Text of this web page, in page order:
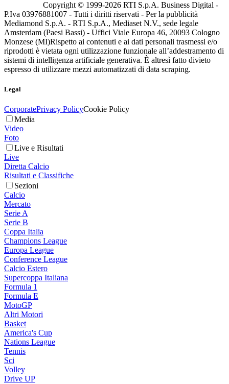
Copyright © 1999-2026 RTI S.p.A. Business Digital -
P.Iva 03976881007 - Tutti i diritti riservati - Per la pubblicità
Mediamond S.p.A. - RTI S.p.A., Mediaset N.V., sede legale
Amsterdam (Paesi Bassi) - Uffici Viale Europa 46, 20093 Cologno
Monzese (MI)Rispetto ai contenuti e ai dati personali trasmessi e/o
riprodotti è vietata ogni utilizzazione funzionale all’addestramento di
sistemi di intelligenza artificiale generativa. È altresì fatto divieto
espresso di utilizzare mezzi automatizzati di data scraping.
Legal
CorporatePrivacy PolicyCookie Policy
Media
Video
Foto
Live e Risultati
Live
Diretta Calcio
Risultati e Classifiche
Sezioni
Calcio
Mercato
Serie A
Serie B
Coppa Italia
Champions League
Europa League
Conference League
Calcio Estero
Supercoppa Italiana
Formula 1
Formula E
MotoGP
Altri Motori
Basket
America's Cup
Nations League
Tennis
Sci
Volley
Drive UP